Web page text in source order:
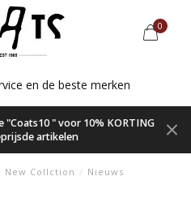
0
en de beste merken
" voor 10% KORTING
artikelen
New Collction / Nieuws